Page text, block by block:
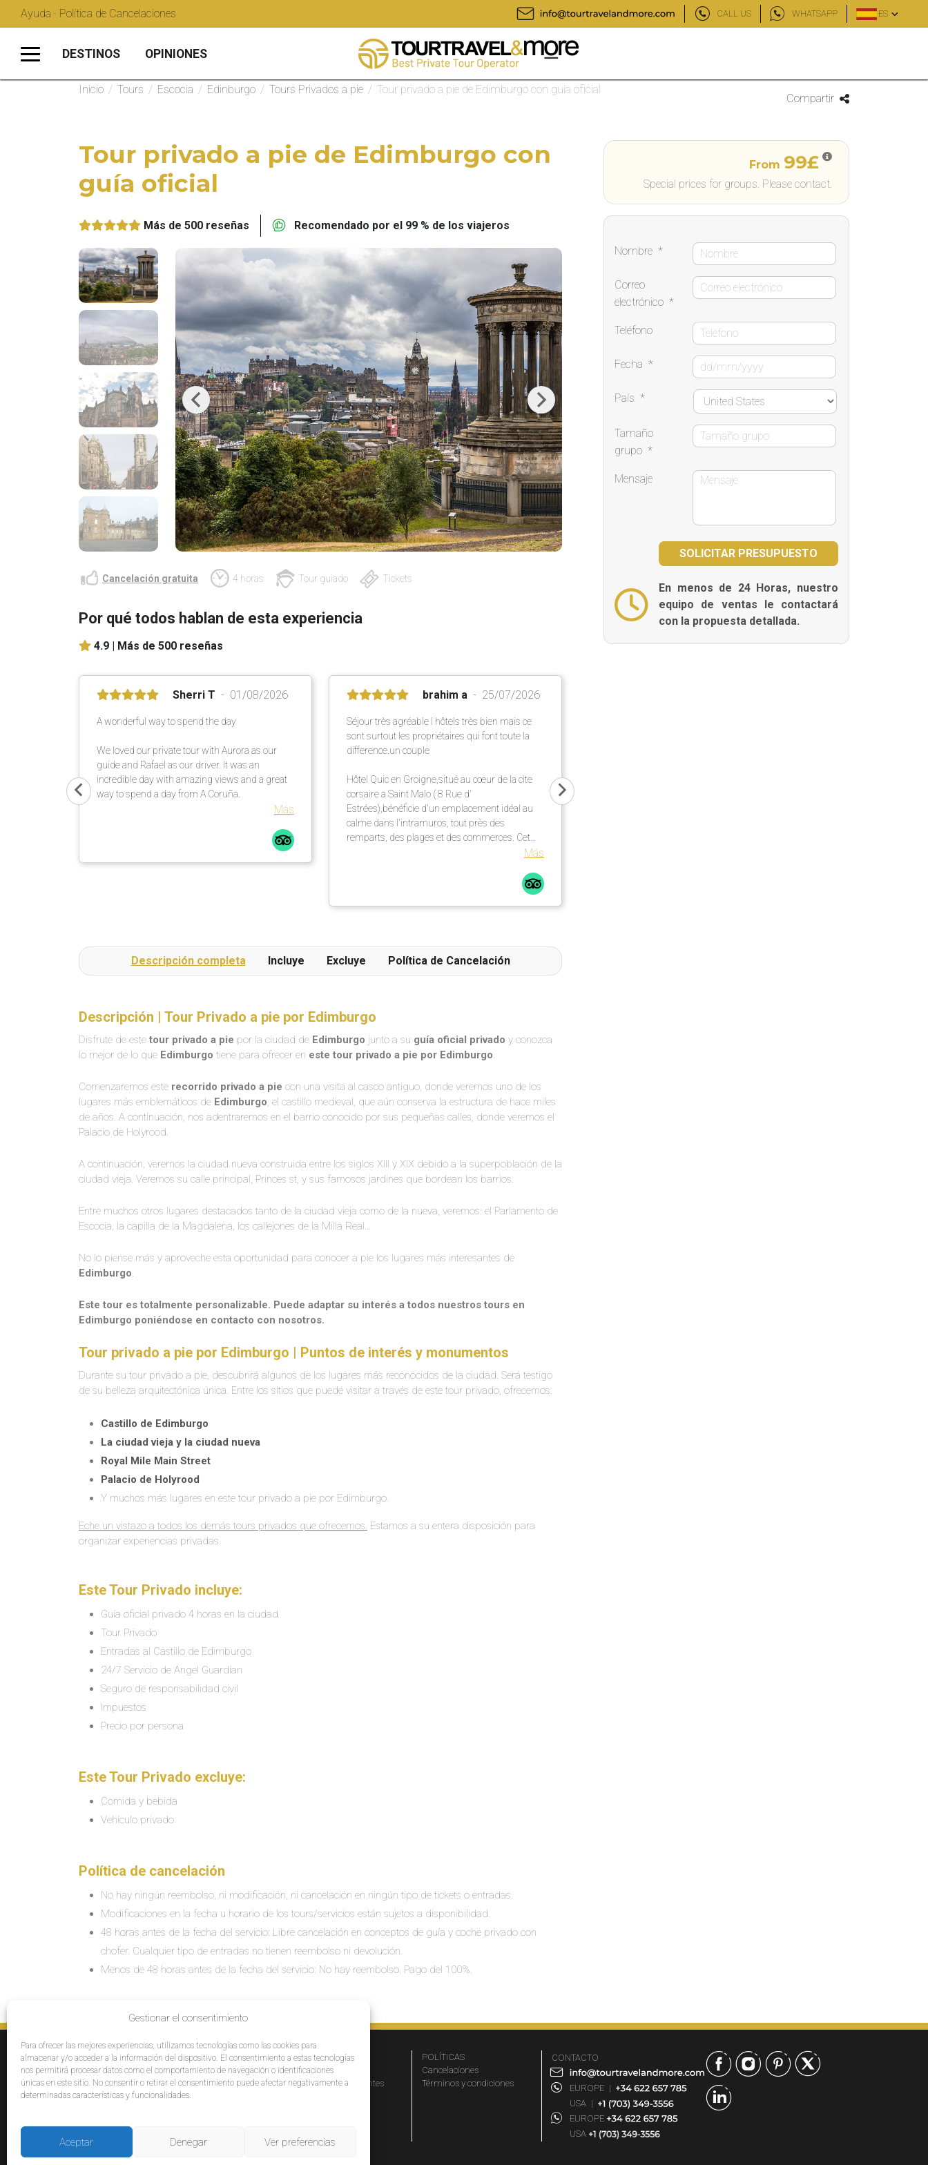
Gestionar el consentimiento
Para ofrecer las mejores experiencias, utilizamos tecnologías como las cookies para
almacenar y/o acceder a la información del dispositivo. El consentimiento a estas tecnologías
nos permitirá procesar datos como el comportamiento de navegación o identificaciones
únicas en este sitio. No consentir o retirar el consentimiento puede afectar negativamente a
determinadas características y funcionalidades.
Aceptar Denegar Ver preferencias
Ayuda · Política de Cancelaciones CALL US WHATSAPP ES
DESTINOS OPINIONES
Inicio / Tours / Escocia / Edinburgo / Tours Privados a pie / Tour privado a pie de Edimburgo con guía oficial
Compartir
Tour privado a pie de Edimburgo con
guía oficial
Más de 500 reseñas Recomendado por el 99 % de los viajeros
Previous Next
Cancelación gratuita 4 horas Tour guiado Tickets
Por qué todos hablan de esta experiencia
4.9 | Más de 500 reseñas
Sherri T 01/08/2026
A wonderful way to spend the day
We loved our private tour with Aurora as our
guide and Rafael as our driver. It was an
incredible day with amazing views and a great
way to spend a day from A Coruña.
Más
brahim a 25/07/2026
Séjour très agréable l hôtels très bien mais ce
sont surtout les propriétaires qui font toute la
difference.un couple
Hôtel Quic en Groigne,situé au cœur de la cite
corsaire a Saint Malo ( 8 Rue d'
Estrées),bénéficie d'un emplacement idéal au
calme dans l'intramuros, tout près des
remparts, des plages et des commerces. Cet
élégante bâtisse en pierre ,un petit déjeuner
répute mettant a l' honneur des produits locaux
et artisanaux ainsi qu' une terrasse extérieur
Más
Descripción completa Incluye Excluye Política de Cancelación
Descripción | Tour Privado a pie por Edimburgo
Disfrute de este tour privado a pie por la ciudad de Edimburgo junto a su guía oficial privado y conozca
lo mejor de lo que Edimburgo tiene para ofrecer en este tour privado a pie por Edimburgo.
Comenzaremos este recorrido privado a pie con una visita al casco antiguo, donde veremos uno de los
lugares más emblemáticos de Edimburgo, el castillo medieval, que aún conserva la estructura de hace miles
de años. A continuación, nos adentraremos en el barrio conocido por sus pequeñas calles, donde veremos el
Palacio de Holyrood.
A continuación, veremos la ciudad nueva construida entre los siglos XIII y XIX debido a la superpoblación de la
ciudad vieja. Veremos su calle principal, Princes st, y sus famosos jardines que bordean los barrios.
Entre muchos otros lugares destacados tanto de la ciudad vieja como de la nueva, veremos: el Parlamento de
Escocia, la capilla de la Magdalena, los callejones de la Milla Real…
No lo piense más y aproveche esta oportunidad para conocer a pie los lugares más interesantes de
Edimburgo.
Este tour es totalmente personalizable. Puede adaptar su interés a todos nuestros tours en
Edimburgo poniéndose en contacto con nosotros.
Tour privado a pie por Edimburgo | Puntos de interés y monumentos
Durante su tour privado a pie, descubrirá algunos de los lugares más reconocidos de la ciudad. Será testigo
de su belleza arquitectónica única. Entre los sitios que puede visitar a través de este tour privado, ofrecemos:
Castillo de Edimburgo
La ciudad vieja y la ciudad nueva
Royal Mile Main Street
Palacio de Holyrood
Y muchos más lugares en este tour privado a pie por Edimburgo.
Eche un vistazo a todos los demás tours privados que ofrecemos. Estamos a su entera disposición para
organizar experiencias privadas.
Este Tour Privado incluye:
Guía oficial privado 4 horas en la ciudad
Tour Privado
Entradas al Castillo de Edimburgo
24/7 Servicio de Angel Guardian
Seguro de responsabilidad civil
Impuestos
Precio por persona
Este Tour Privado excluye:
Comida y bebida
Vehículo privado
Política de cancelación
No hay ningún reembolso, ni modificación, ni cancelación en ningún tipo de tickets o entradas.
Modificaciones en la fecha u horario de los tours/servicios están sujetos a disponibilidad.
48 horas antes de la fecha del servicio: Libre cancelación en conceptos de guía y coche privado con
chofer. Cualquier tipo de entradas no tienen reembolso ni devolución.
Menos de 48 horas antes de la fecha del servicio: No hay reembolso. Pago del 100%.
From 99£
Special prices for groups. Please contact.
Nombre *
Correo
electrónico *
Teléfono
Fecha *
País *
Tamaño
grupo *
Mensaje
En menos de 24 Horas, nuestro
equipo de ventas le contactará
con la propuesta detallada.
SERVICIOS
Destinos
Cruceros
EMPRESA
Por qué elegirnos
Preguntas frecuentes
POLÍTICAS
Cancelaciones
Términos y condiciones
CONTACTO
EUROPE |
USA |
EUROPE
USA